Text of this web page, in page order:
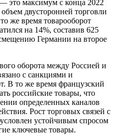
это максимум с конца 2022
двусторонней торговли
же время товарооборот
на 14%, составив 625
Германии на второе
оборота между Россией и
с санкциями и
В то же время французский
российские товары, что
определенных каналов
Рост торговых связей с
устойчивым спросом
ключевые товары.